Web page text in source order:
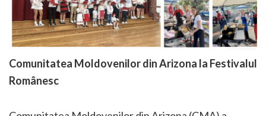
Comunitatea Moldovenilor din Arizona la Festivalul
Românesc